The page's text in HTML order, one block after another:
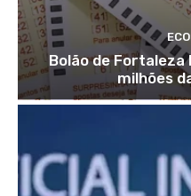
Bolão de Fortaleza
milhões